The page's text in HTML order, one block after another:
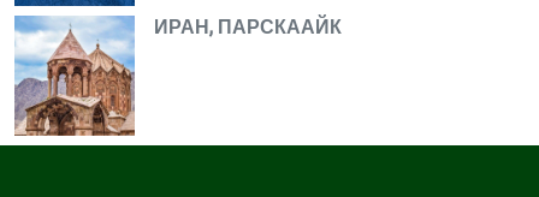
ИРАН, ПАРСКААЙК